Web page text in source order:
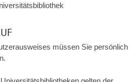
müssen Sie persönlich